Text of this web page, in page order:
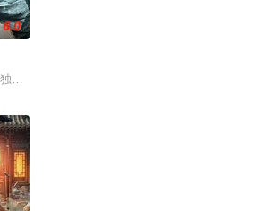
的新娘纸人卷入了一场跨越十年
6.0
家连载漫画《吾凰在上》。现代少女奚圆（姜贞